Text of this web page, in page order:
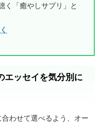
く「癒やしサプリ」と
エッセイを気分別に
わせて選べるよう、オー